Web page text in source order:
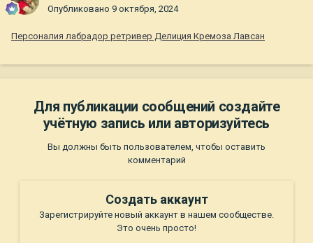
Опубликовано 9 октября, 2024
Персоналия лабрадор ретривер Делиция Кремоза Лавсан
Для публикации сообщений создайте
учётную запись или авторизуйтесь
Вы должны быть пользователем, чтобы оставить
комментарий
Создать аккаунт
Зарегистрируйте новый аккаунт в нашем сообществе.
Это очень просто!